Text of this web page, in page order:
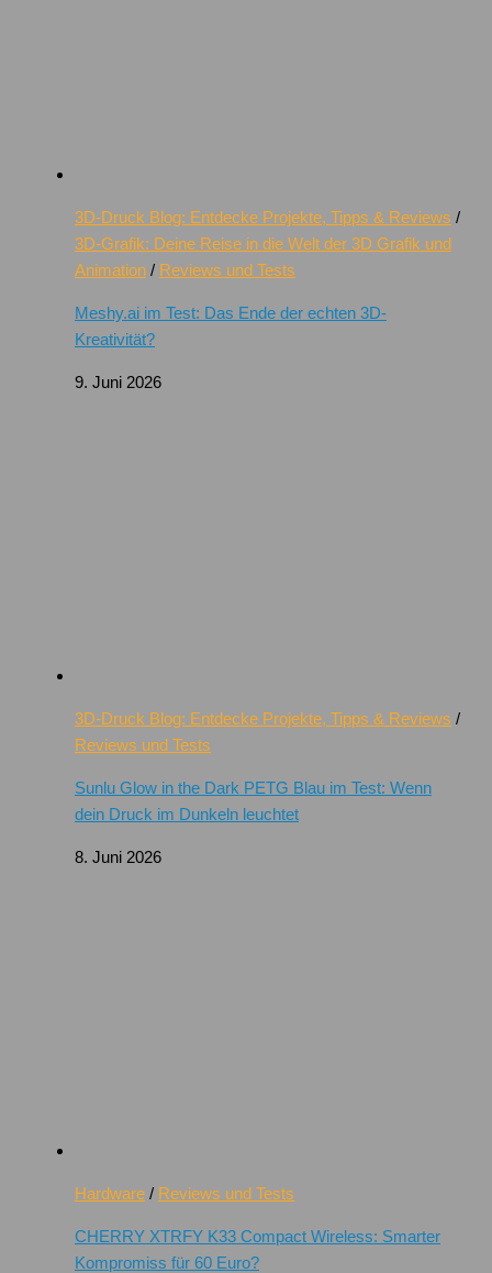
3D-Druck Blog: Entdecke Projekte, Tipps & Reviews /
3D-Grafik: Deine Reise in die Welt der 3D Grafik und
Animation / Reviews und Tests
Meshy.ai im Test: Das Ende der echten 3D-
Kreativität?
9. Juni 2026
3D-Druck Blog: Entdecke Projekte, Tipps & Reviews /
Reviews und Tests
Sunlu Glow in the Dark PETG Blau im Test: Wenn
dein Druck im Dunkeln leuchtet
8. Juni 2026
Hardware / Reviews und Tests
CHERRY XTRFY K33 Compact Wireless: Smarter
Kompromiss für 60 Euro?